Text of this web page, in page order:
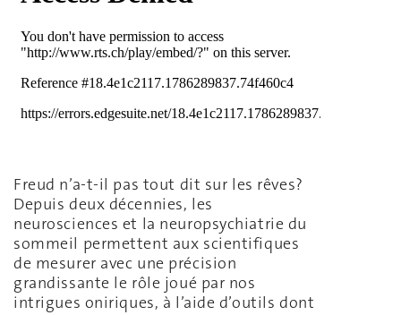
Freud n’a-t-il pas tout dit sur les rêves?
Depuis deux décennies, les
neurosciences et la neuropsychiatrie du
sommeil permettent aux scientifiques
de mesurer avec une précision
grandissante le rôle joué par nos
intrigues oniriques, à l’aide d’outils dont